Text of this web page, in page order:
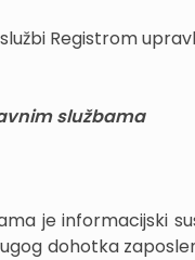
Registrom
službama
je informacijski
dohotka